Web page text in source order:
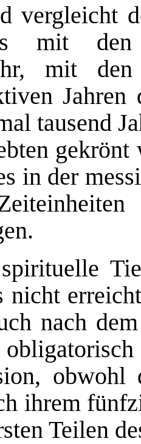
vergleicht
mit
mit
Jahren
tausend
gekrönt
in der
nicht
nach
ihrem
Teilen